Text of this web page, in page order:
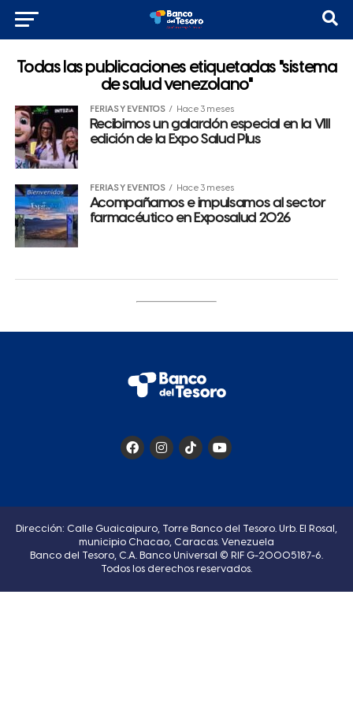
Todas las publicaciones etiquetadas "sistema
de salud venezolano"
FERIAS Y EVENTOS Hace 3 meses
Recibimos un galardón especial en la VIII
edición de la Expo Salud Plus
FERIAS Y EVENTOS Hace 3 meses
Acompañamos e impulsamos al sector
farmacéutico en Exposalud 2026
Dirección: Calle Guaicaipuro, Torre Banco del Tesoro. Urb. El Rosal,
municipio Chacao, Caracas. Venezuela
Banco del Tesoro, C.A. Banco Universal © RIF G-20005187-6.
Todos los derechos reservados.